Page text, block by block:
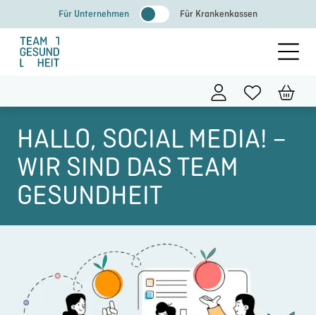
Inhalt
springen
Für Unternehmen Für Krankenkassen
HALLO, SOCIAL MEDIA! –
WIR SIND DAS TEAM
GESUNDHEIT